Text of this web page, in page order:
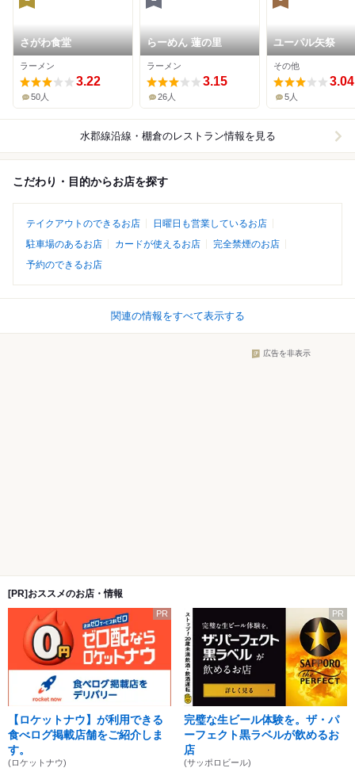
さがわ食堂
ラーメン
3.22
50人
らーめん 蓮の里
ラーメン
3.15
26人
ユーパル矢祭
その他
3.04
5人
水郡線沿線・棚倉のレストラン情報を見る
こだわり・目的からお店を探す
テイクアウトのできるお店
日曜日も営業しているお店
駐車場のあるお店
カードが使えるお店
完全禁煙のお店
予約のできるお店
関連の情報をすべて表示する
広告を非表示
[PR]おススメのお店・情報
PR
【ロケットナウ】が利用できる
食べログ掲載店舗をご紹介しま
す。
(ロケットナウ)
PR
完璧な生ビール体験を。ザ・パ
ーフェクト黒ラベルが飲めるお
店
(サッポロビール)